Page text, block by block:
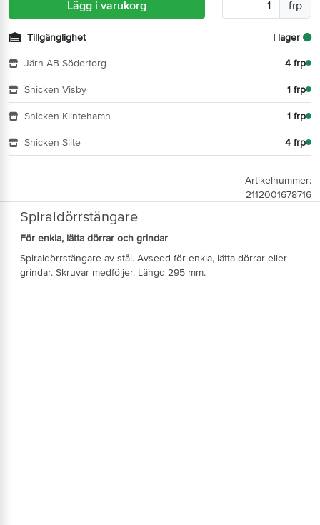
Spiraldörrstängare
För enkla, lätta dörrar och grindar
Spiraldörrstängare av stål. Avsedd för enkla, lätta dörrar eller
grindar. Skruvar medföljer. Längd 295 mm.
Lägg i varukorg frp
Tillgänglighet I lager
Järn AB Södertorg 4 frp
Snicken Visby 1 frp
Snicken Klintehamn 1 frp
Snicken Slite 4 frp
Artikelnummer:
2112001678716